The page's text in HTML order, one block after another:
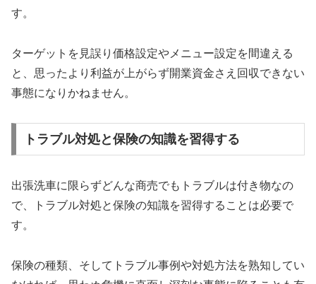
す。
ターゲットを見誤り価格設定やメニュー設定を間違える
と、思ったより利益が上がらず開業資金さえ回収できない
事態になりかねません。
トラブル対処と保険の知識を習得する
出張洗車に限らずどんな商売でもトラブルは付き物なの
で、トラブル対処と保険の知識を習得することは必要で
す。
保険の種類、そしてトラブル事例や対処方法を熟知してい